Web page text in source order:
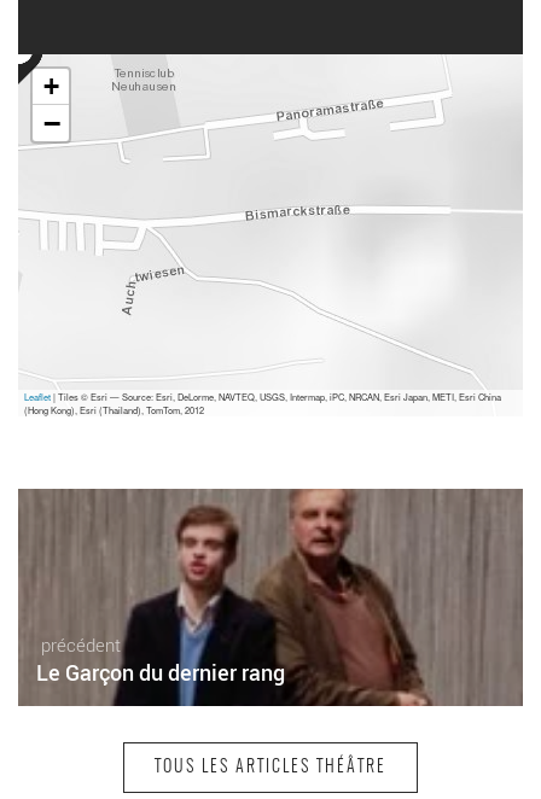
+
−
Leaflet| Tiles © Esri — Source: Esri, DeLorme, NAVTEQ, USGS, Intermap, iPC, NRCAN, Esri Japan, METI, Esri China
(Hong Kong), Esri (Thailand), TomTom, 2012
précédent
Le Garçon du dernier rang
TOUS LES ARTICLES THÉÂTRE